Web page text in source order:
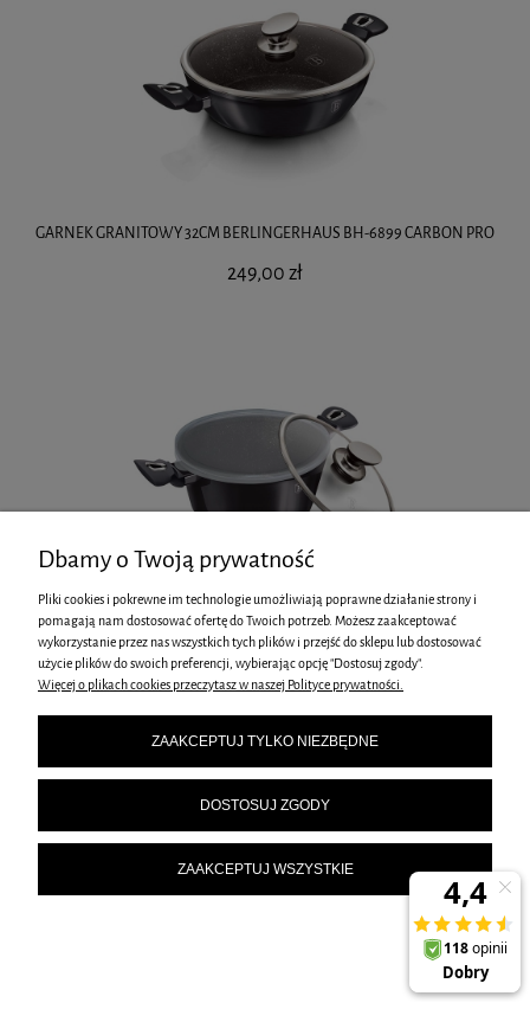
GARNEK GRANITOWY 32CM BERLINGERHAUS BH-6899 CARBON PRO
249,00 zł
GARNEK GRANITOWY 28CM BERLINGERHAUS BH-6894 CARBON PRO
189,00 zł
Dbamy o Twoją prywatność
Pliki cookies i pokrewne im technologie umożliwiają poprawne działanie strony i
pomagają nam dostosować ofertę do Twoich potrzeb. Możesz zaakceptować
wykorzystanie przez nas wszystkich tych plików i przejść do sklepu lub dostosować
użycie plików do swoich preferencji, wybierając opcję "Dostosuj zgody".
Więcej o plikach cookies przeczytasz w naszej Polityce prywatności.
ZAAKCEPTUJ TYLKO NIEZBĘDNE
DOSTOSUJ ZGODY
ZAAKCEPTUJ WSZYSTKIE